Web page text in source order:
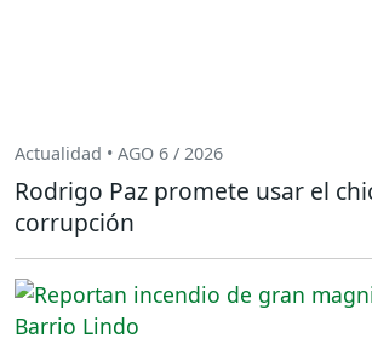
Actualidad • AGO 6 / 2026
Rodrigo Paz promete usar el
corrupción